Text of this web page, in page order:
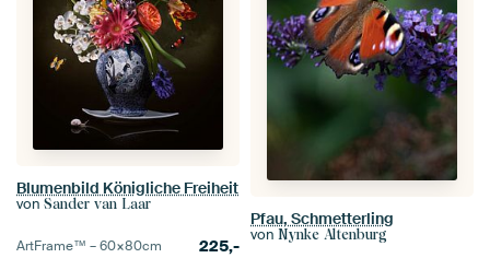
Blumenbild Königliche Freiheit
von Sander van Laar
ArtFrame™ –60×80cm 225,-
Pfau, Schmetterling
von Nynke Altenburg